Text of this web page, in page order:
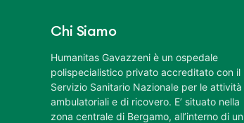
Chi Siamo
Humanitas Gavazzeni è un ospedale
polispecialistico privato accreditato con il
Servizio Sanitario Nazionale per le attività
ambulatoriali e di ricovero. E’ situato nella
zona centrale di Bergamo, all’interno di un